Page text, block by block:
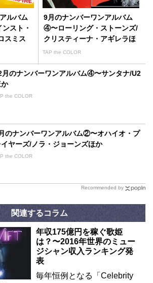
ルバム
スト・
スミス
9月のナンバーワンアルバム
④〜ローリング・ストーンズ/
クリスティーナ・アギレラほ
か
TAP the COLOR
月のナンバーワンアルバム④〜サンタナ/U2
the COLOR
のナンバーワンアルバム②〜オハイオ・プ
イヤーズ/ノラ・ジョーンズほか
the COLOR
Recommended by
関連するコラム
年収175億円を稼ぐ歌姫
は？〜2016年世界のミュー
ジシャン収入ランキング発
表
毎年恒例となる「Celebrity